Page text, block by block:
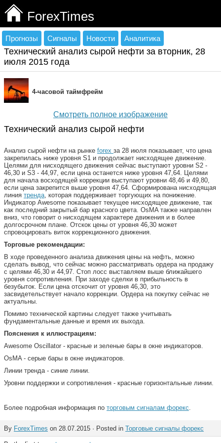
ForexTimes
Прогнозы Сигналы Новости Аналитика
Технический анализ сырой нефти за вторник, 28
июля 2015 года
4-часовой таймфрейм
Смотреть полное изображение
Технический анализ сырой нефти
Анализ сырой нефти на рынке forex за 28 июля показывает, что цена
закрепилась ниже уровня S1 и продолжает нисходящее движение.
Целями для нисходящего движения сейчас выступают уровни S2 -
46,30 и S3 - 44,97, если цена останется ниже уровня 47,64. Целями
для начала восходящей коррекции выступают уровни 48,46 и 49,80,
если цена закрепится выше уровня 47,64. Сформирована нисходящая
линия тренда, которая поддерживает торгующих на понижение.
Индикатор Awesome показывает текущее нисходящее движение, так
как последний закрытый бар красного цвета. OsMA также направлен
вниз, что говорит о нисходящем характере движения и в более
долгосрочном плане. Отскок цены от уровня 46,30 может
спровоцировать виток коррекционного движения.
Торговые рекомендации:
В ходе проведенного анализа движения цены на нефть, можно
сделать вывод, что сейчас можно рассматривать ордера на продажу
с целями 46,30 и 44,97. Стоп лосс выставляем выше ближайшего
уровня сопротивления. При заходе сделки в прибыльность в
безубыток. Если цена отскочит от уровня 46,30, это
засвидетельствует начало коррекции. Ордера на покупку сейчас не
актуальны.
Помимо технической картины следует также учитывать
фундаментальные данные и время их выхода.
Пояснения к иллюстрациям:
Awesome Oscillator - красные и зеленые бары в окне индикаторов.
OsMA - серые бары в окне индикаторов.
Линии тренда - синие линии.
Уровни поддержки и сопротивления - красные горизонтальные линии.
Более подробная информация по торговым сигналам форекс.
By ForexTimes on 28.07.2015 · Posted in Торговые сигналы форекс